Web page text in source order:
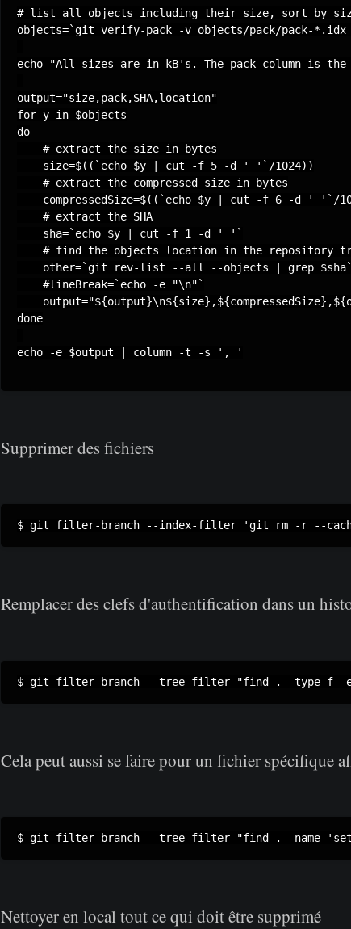
# list all objects including their size, sort by
objects=`git verify-pack -v objects/pack/pack-
echo "All sizes are in kB's. The pack column is
output="size,pack,SHA,location"
for y in $objects
do
    # extract the size in bytes
    size=$((`echo $y | cut -f 5 -d ' '`/1024))
    # extract the compressed size in bytes
compressedSize=$((`echo $y | cut -f 6 -d ' '`/
    # extract the SHA
    sha=`echo $y | cut -f 1 -d ' '`
# find the objects location in the repository
    other=`git rev-list --all --objects | grep $sha`
    #lineBreak=`echo -e "\n"`
done
echo -e $output | column -t -s ', '
Supprimer des fichiers
Remplacer des clefs d'authentification dans un
Cela peut aussi se faire pour un fichier spécifique
Nettoyer en local tout ce qui doit être supprimé